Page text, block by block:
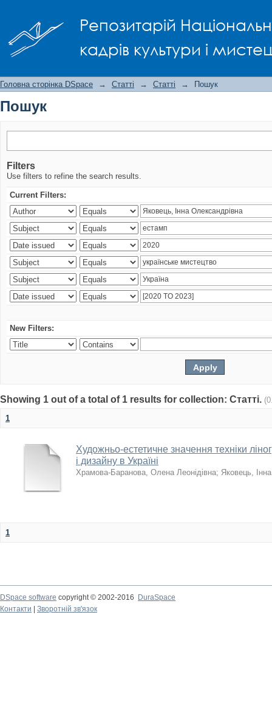
Репозитарій
кадрів культури і
Головна сторінка DSpace → Статті → Статті → Пошук
Пошук
Filters
Use filters to refine the search results.
Current Filters:
New Filters:
Showing 1 out of a total of 1 results for collection: Статті.
1
Художньо-естетичне значення техніки
і дизайну в Україні
Храмова-Баранова, Олена Леонідівна; Яковець,
1
DSpace software copyright © 2002-2016
DuraSpace
Контакти
Зворотній зв'язок